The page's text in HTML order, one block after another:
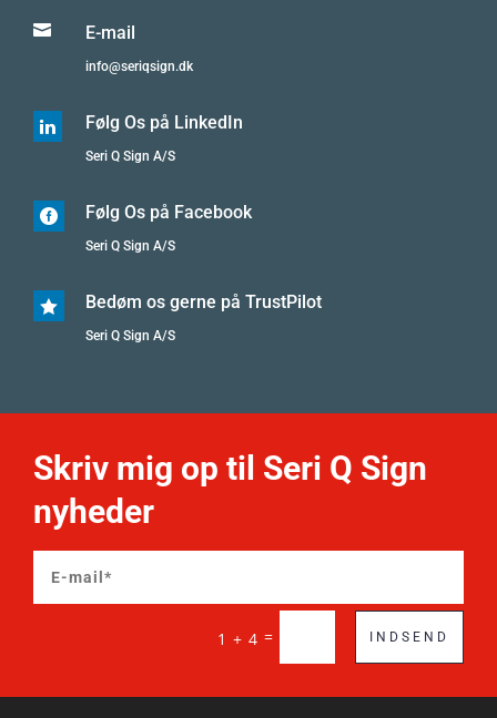
 E-mail
info@seriqsign.dk
 Følg Os på LinkedIn
Seri Q Sign A/S
 Følg Os på Facebook
Seri Q Sign A/S
 Bedøm os gerne på TrustPilot
Seri Q Sign A/S
Skriv mig op til Seri Q Sign
nyheder
1 + 4 = INDSEND